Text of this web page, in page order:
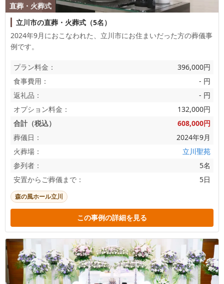
直葬・火葬式
立川市の直葬・火葬式（5名）
2024年9月におこなわれた、 立川市にお住まいだった方の葬儀事
例です。
プラン料金：
396,000円
食事費用：
- 円
返礼品：
- 円
オプション料金：
132,000円
合計（税込）
608,000円
葬儀日：
2024年9月
火葬場：
立川聖苑
参列者：
5名
安置からご葬儀まで：
5日
森の風ホール立川
この事例の詳細を見る